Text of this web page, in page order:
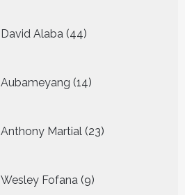
David Alaba 44
producten
Aubameyang 14
producten
Anthony Martial 23
producten
Wesley Fofana 9
producten